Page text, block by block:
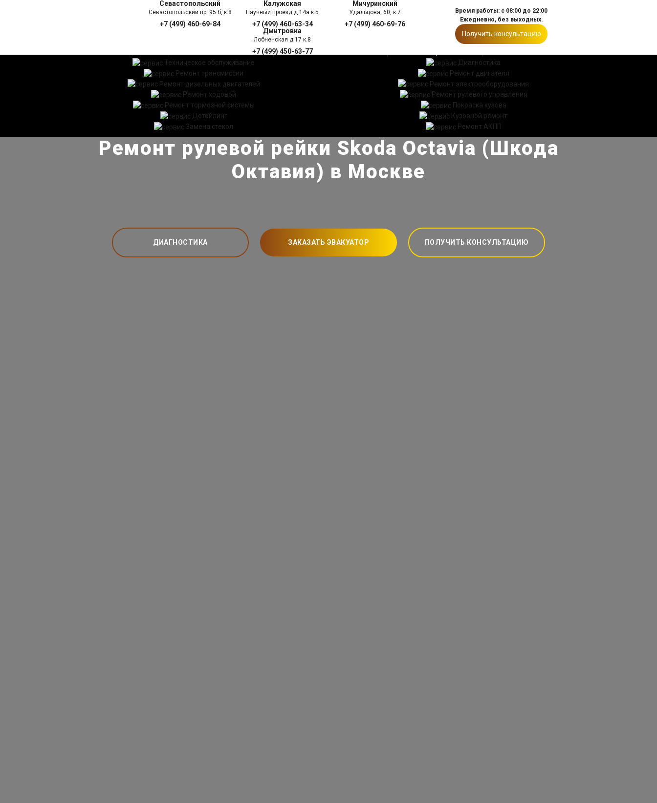
Севастопольский
Севастопольский пр. 95 б, к.8
+7 (499) 460-69-84
Калужская
Научный проезд д.14а к.5
+7 (499) 460-63-34
Мичуринский
Удальцова, 60, к.7
+7 (499) 460-69-76
Дмитровка
Лобненская д.17 к.8
+7 (499) 450-63-77
Время работы: с 08:00 до 22:00
Ежедневно, без выходных.
Получить консультацию
ПРАЙС ЛИСТ
Техническое обслуживание
Диагностика
Ремонт трансмиссии
Ремонт двигателя
Ремонт дизельных двигателей
Ремонт электрооборудования
Ремонт ходовой
Ремонт рулевого управления
Ремонт тормозной системы
Покраска кузова
Детейлинг
Кузовной ремонт
Замена стекол
Ремонт АКПП
Ремонт рулевой рейки Skoda Octavia (Шкода
Октавия) в Москве
ДИАГНОСТИКА ЗАКАЗАТЬ ЭВАКУАТОР ПОЛУЧИТЬ КОНСУЛЬТАЦИЮ